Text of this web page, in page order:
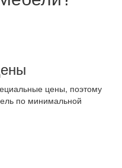
цены, поэтому
по минимальной